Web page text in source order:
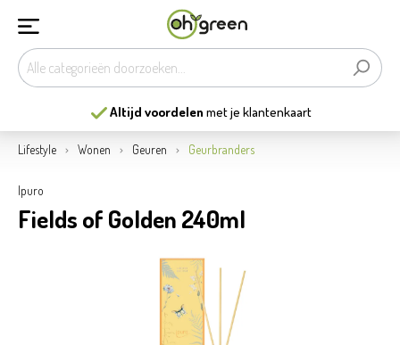
Altijd voordelen met je klantenkaart
Lifestyle Wonen Geuren Geurbranders
Ipuro
Fields of Golden 240ml